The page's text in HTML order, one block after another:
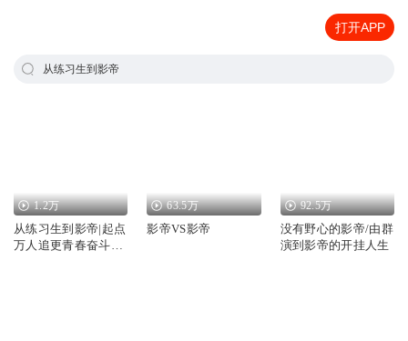
打开APP
从练习生到影帝
1.2万
从练习生到影帝|起点
万人追更青春奋斗大
63.5万
影帝VS影帝
92.5万
没有野心的影帝/由群
演到影帝的开挂人生